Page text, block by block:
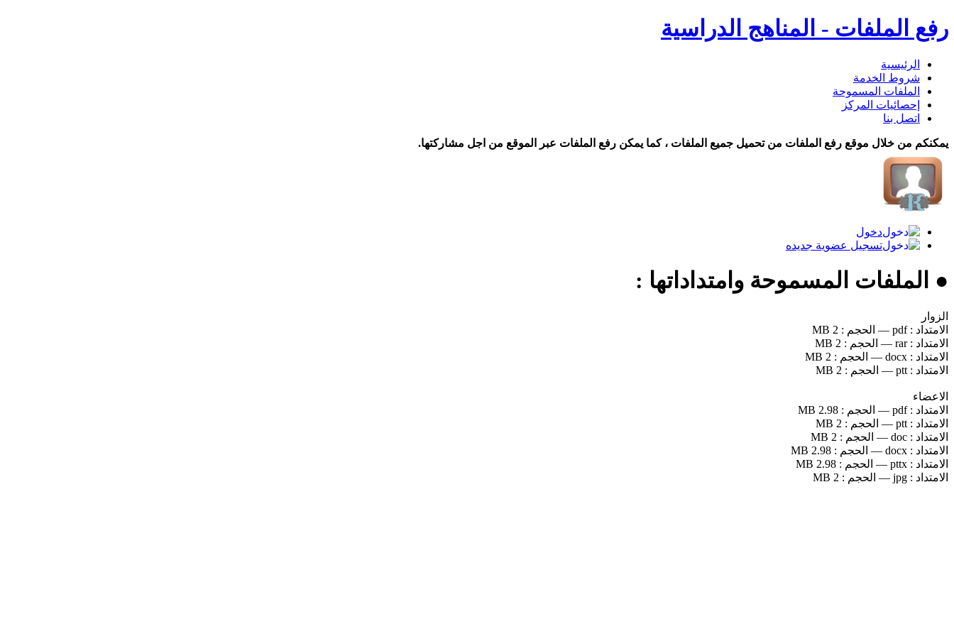
رفع الملفات - المناهج الدراسية
الرئيسية
شروط الخدمة
الملفات المسموحة
إحصائيات المركز
اتصل بنا
يمكنكم من خلال موقع رفع الملفات من تحميل جميع الملفات ، كما يمكن رفع الملفات عبر الموقع من اجل مشاركتها.
دخول
تسجيل عضوية جديده
● الملفات المسموحة وامتداداتها :
الزوار
الامتداد :pdf
— الحجم : 2 MB
الامتداد :rar
— الحجم : 2 MB
الامتداد : docx
— الحجم : 2 MB
الامتداد : ptt
— الحجم : 2 MB
الاعضاء
الامتداد :pdf
— الحجم : 2.98 MB
الامتداد : ptt
— الحجم : 2 MB
الامتداد : doc
— الحجم : 2 MB
الامتداد : docx
— الحجم : 2.98 MB
الامتداد : pttx
— الحجم : 2.98 MB
الامتداد : jpg
— الحجم : 2 MB